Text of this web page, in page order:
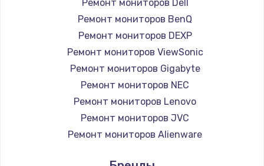
Ремонт петель крышки
990 руб.
Заказать
Настройка Wi-Fi
1030 руб.
Заказать
Замена шим-контроллера
3900 руб.
Ремонт мониторов Dell
Ремонт мониторов BenQ
Ремонт мониторов DEXP
Ремонт мониторов ViewSonic
Ремонт мониторов Gigabyte
Ремонт мониторов NEC
Ремонт мониторов Lenovo
Ремонт мониторов JVC
Ремонт мониторов Alienware